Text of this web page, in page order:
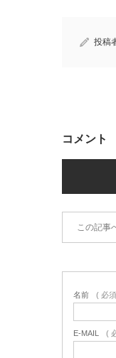
投稿
コメント
この記事
名前 ( 必
E-MAIL (